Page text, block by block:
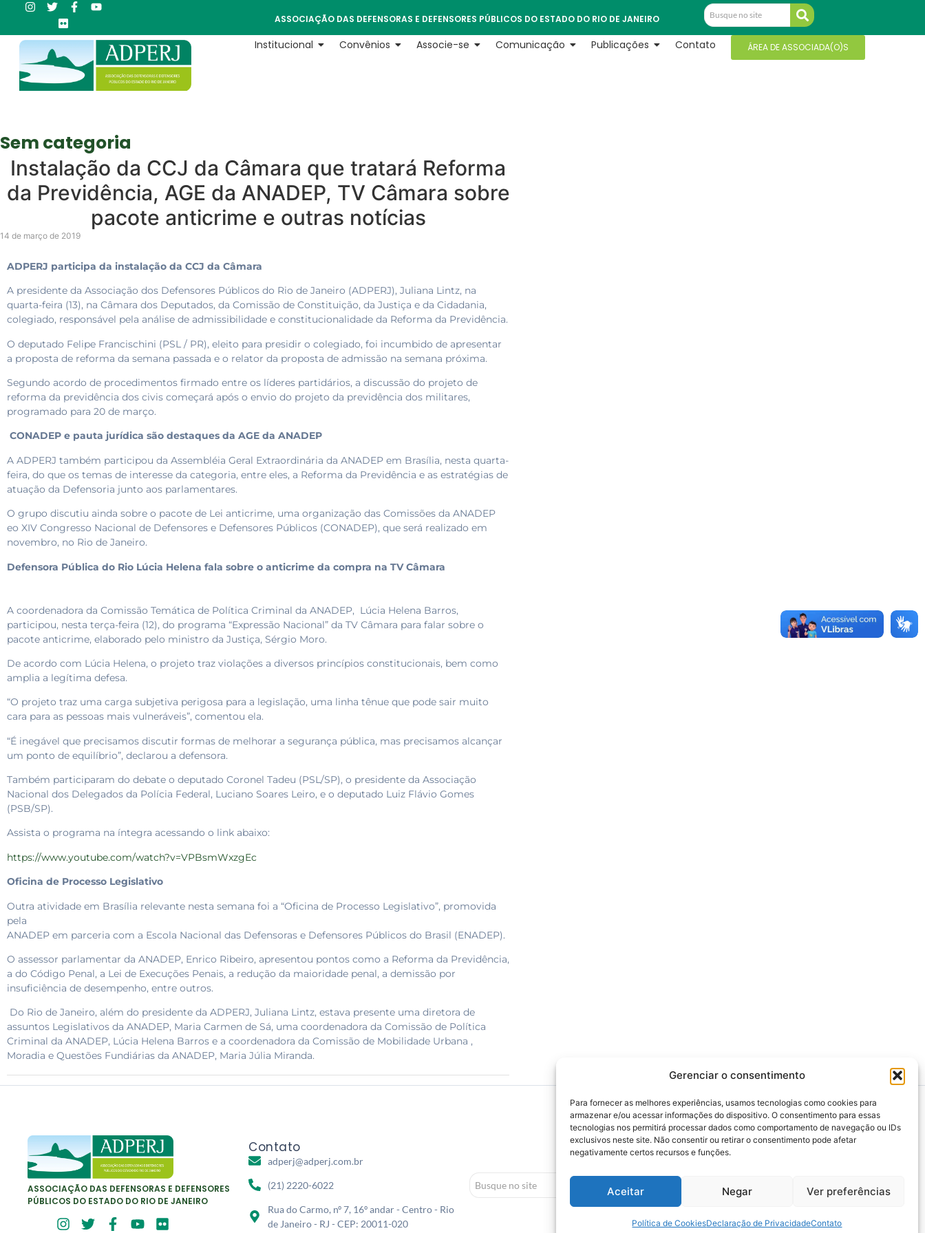
Gerenciar o consentimento
Para fornecer as melhores experiências, usamos tecnologias como cookies para
armazenar e/ou acessar informações do dispositivo. O consentimento para essas
tecnologias nos permitirá processar dados como comportamento de navegação ou IDs
exclusivos neste site. Não consentir ou retirar o consentimento pode afetar
negativamente certos recursos e funções.
Aceitar Negar Ver preferências
Política de CookiesDeclaração de PrivacidadeContato
ASSOCIAÇÃO DAS DEFENSORAS E DEFENSORES PÚBLICOS DO ESTADO DO RIO DE JANEIRO
Institucional Convênios Associe-se Comunicação Publicações Contato ÁREA DE ASSOCIADA(O)S
Sem categoria
Instalação da CCJ da Câmara que tratará Reforma
da Previdência, AGE da ANADEP, TV Câmara sobre
pacote anticrime e outras notícias
14 de março de 2019
ADPERJ participa da instalação da CCJ da Câmara
A presidente da Associação dos Defensores Públicos do Rio de Janeiro (ADPERJ), Juliana Lintz, na
quarta-feira (13), na Câmara dos Deputados, da Comissão de Constituição, da Justiça e da Cidadania,
colegiado, responsável pela análise de admissibilidade e constitucionalidade da Reforma da Previdência.
O deputado Felipe Francischini (PSL / PR), eleito para presidir o colegiado, foi incumbido de apresentar
a proposta de reforma da semana passada e o relator da proposta de admissão na semana próxima.
Segundo acordo de procedimentos firmado entre os líderes partidários, a discussão do projeto de
reforma da previdência dos civis começará após o envio do projeto da previdência dos militares,
programado para 20 de março.
CONADEP e pauta jurídica são destaques da AGE da ANADEP
A ADPERJ também participou da Assembléia Geral Extraordinária da ANADEP em Brasília, nesta quarta-
feira, do que os temas de interesse da categoria, entre eles, a Reforma da Previdência e as estratégias de
atuação da Defensoria junto aos parlamentares.
O grupo discutiu ainda sobre o pacote de Lei anticrime, uma organização das Comissões da ANADEP
eo XIV Congresso Nacional de Defensores e Defensores Públicos (CONADEP), que será realizado em
novembro, no Rio de Janeiro.
Defensora Pública do Rio Lúcia Helena fala sobre o anticrime da compra na TV Câmara
A coordenadora da Comissão Temática de Política Criminal da ANADEP, Lúcia Helena Barros,
participou, nesta terça-feira (12), do programa “Expressão Nacional” da TV Câmara para falar sobre o
pacote anticrime, elaborado pelo ministro da Justiça, Sérgio Moro.
De acordo com Lúcia Helena, o projeto traz violações a diversos princípios constitucionais, bem como
amplia a legítima defesa.
“O projeto traz uma carga subjetiva perigosa para a legislação, uma linha tênue que pode sair muito
cara para as pessoas mais vulneráveis”, comentou ela.
“É inegável que precisamos discutir formas de melhorar a segurança pública, mas precisamos alcançar
um ponto de equilíbrio”, declarou a defensora.
Também participaram do debate o deputado Coronel Tadeu (PSL/SP), o presidente da Associação
Nacional dos Delegados da Polícia Federal, Luciano Soares Leiro, e o deputado Luiz Flávio Gomes
(PSB/SP).
Assista o programa na íntegra acessando o link abaixo:
https://www.youtube.com/watch?v=VPBsmWxzgEc
Oficina de Processo Legislativo
Outra atividade em Brasília relevante nesta semana foi a “Oficina de Processo Legislativo”, promovida
pela
ANADEP em parceria com a Escola Nacional das Defensoras e Defensores Públicos do Brasil (ENADEP).
O assessor parlamentar da ANADEP, Enrico Ribeiro, apresentou pontos como a Reforma da Previdência,
a do Código Penal, a Lei de Execuções Penais, a redução da maioridade penal, a demissão por
insuficiência de desempenho, entre outros.
Do Rio de Janeiro, além do presidente da ADPERJ, Juliana Lintz, estava presente uma diretora de
assuntos Legislativos da ANADEP, Maria Carmen de Sá, uma coordenadora da Comissão de Política
Criminal da ANADEP, Lúcia Helena Barros e a coordenadora da Comissão de Mobilidade Urbana ,
Moradia e Questões Fundiárias da ANADEP, Maria Júlia Miranda.
ASSOCIAÇÃO DAS DEFENSORAS E DEFENSORES
PÚBLICOS DO ESTADO DO RIO DE JANEIRO
Contato
adperj@adperj.com.br
(21) 2220-6022
Rua do Carmo, nº 7, 16º andar - Centro - Rio
de Janeiro - RJ - CEP: 20011-020
>>> Associação Nacional das Defensoras e
Defensores Públicos (ANADEP)
>>> Caixa de Assistência aos Membros da
Janeiro (CAMARJ)